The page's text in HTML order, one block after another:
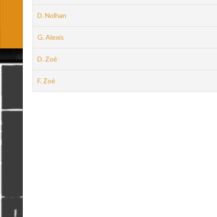
D. Nolhan
G. Alexis
D. Zoé
F. Zoé